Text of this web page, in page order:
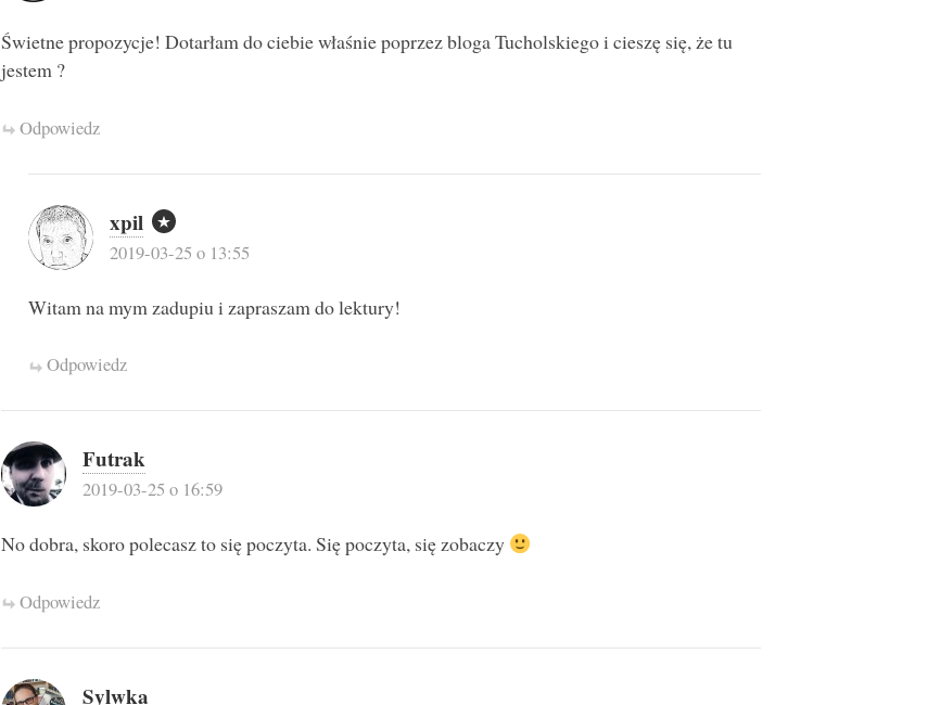
Świetne propozycje! Dotarłam do ciebie właśnie poprzez bloga Tucholskiego i cieszę się, że tu
jestem ?
Odpowiedz
xpil
2019-03-25 o 13:55
Witam na mym zadupiu i zapraszam do lektury!
Odpowiedz
Futrak
2019-03-25 o 16:59
No dobra, skoro polecasz to się poczyta. Się poczyta, się zobaczy
Odpowiedz
Sylwka